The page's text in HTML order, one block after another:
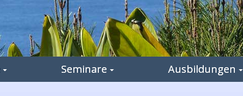
Seminare Ausbildungen